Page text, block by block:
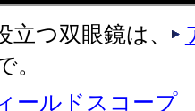
立つ双眼鏡は、
。
ールドスコープ